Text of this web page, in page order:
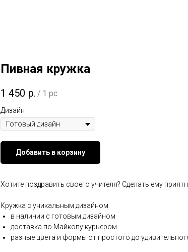
Пивная кружка
1 450 р. / 1 pc
Дизайн
Добавить в корзину
Хотите поздравить своего учителя? Сделать ему
Кружка с уникальным дизайном⠀
в наличии с готовым дизайном⠀
доставка по Майкопу курьером⠀
разные цвета и формы от простого до